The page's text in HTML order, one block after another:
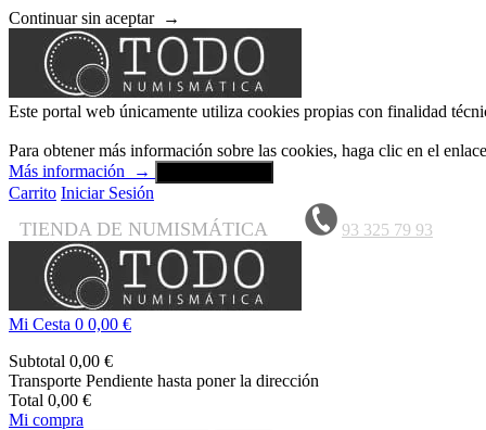
Continuar sin aceptar →
Este portal web únicamente utiliza cookies propias con finalidad
Para obtener más información sobre las cookies, haga clic en el
Más información
→
Carrito Iniciar Sesión
TIENDA DE NUMISMÁTICA 93 325 79 93
Mi Cesta 0 0,00 €
Subtotal 0,00 €
Transporte Pendiente hasta poner la dirección
Total 0,00 €
Mi compra